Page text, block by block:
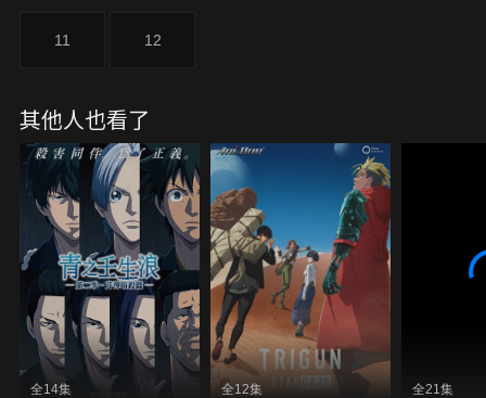
11 12
其他人也看了
全14集 全12集 全21集